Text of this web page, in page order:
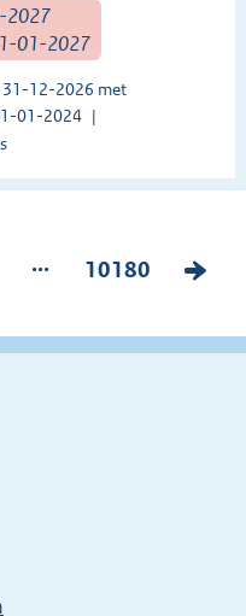
2027
01-2027
12-2026 met
01-2024
...
P
g
10180
V
l